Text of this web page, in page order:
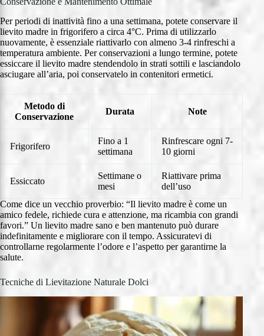
Per periodi di inattività fino a una settimana, potete conservare il
lievito madre in frigorifero a circa 4°C. Prima di utilizzarlo
nuovamente, è essenziale riattivarlo con almeno 3-4 rinfreschi a
temperatura ambiente. Per conservazioni a lungo termine, potete
essiccare il lievito madre stendendolo in strati sottili e lasciandolo
asciugare all’aria, poi conservatelo in contenitori ermetici.
Metodo di
Conservazione
Durata Note
Frigorifero
Fino a 1
settimana
Rinfrescare ogni 7-
10 giorni
Essiccato
Settimane o
mesi
Riattivare prima
dell’uso
Come dice un vecchio proverbio: “Il lievito madre è come un
amico fedele, richiede cura e attenzione, ma ricambia con grandi
favori.” Un lievito madre sano e ben mantenuto può durare
indefinitamente e migliorare con il tempo. Assicuratevi di
controllarne regolarmente l’odore e l’aspetto per garantirne la
salute.
Tecniche di Lievitazione Naturale Dolci